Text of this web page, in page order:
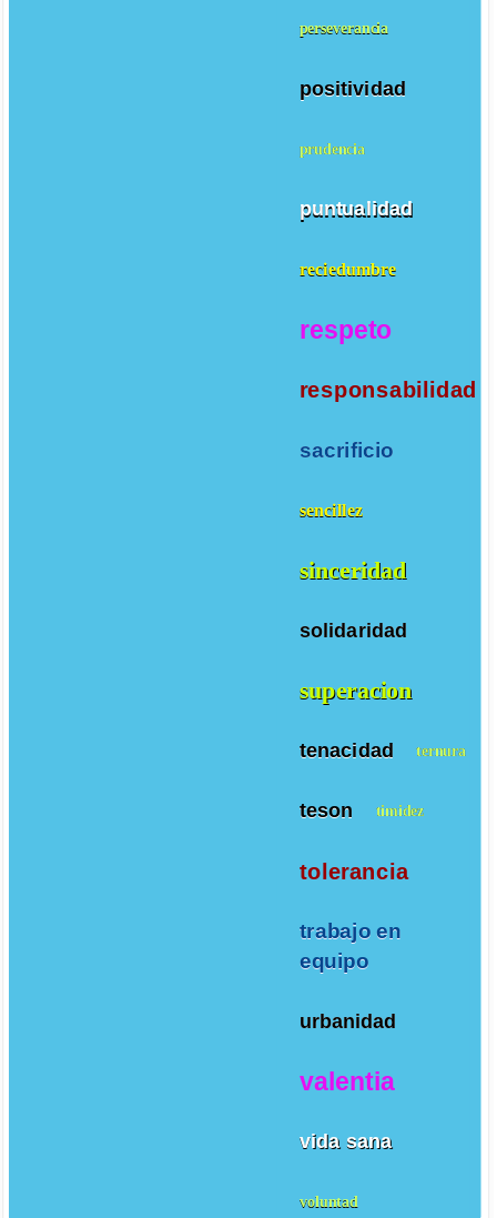
perseverancia
positividad
prudencia
puntualidad
reciedumbre
respeto
responsabilidad
sacrificio
sencillez
sinceridad
solidaridad
superacion
tenacidad ternura
teson timidez
tolerancia
trabajo en
equipo
urbanidad
valentia
vida sana
voluntad